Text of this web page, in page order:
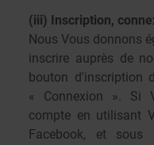
(iii) Inscription,
Nous Vous donnons
inscrire auprès de
bouton d'inscription
« Connexion ». Si
compte en utilisant
Facebook, et sous